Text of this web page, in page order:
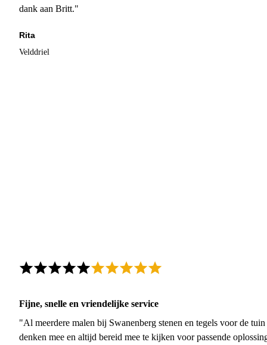
dank aan Britt."
Rita
Velddriel
Fijne, snelle en vriendelijke service
"Al meerdere malen bij Swanenberg stenen en tegels voor de
denken mee en altijd bereid mee te kijken voor passende